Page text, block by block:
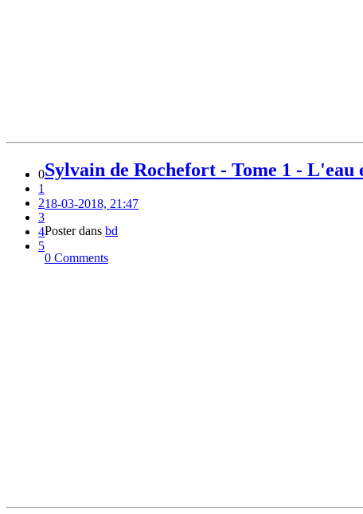
0
1
2
3
4
5
Sylvain de Rochefort - Tome 1 - L'eau
18-03-2018, 21:47
Poster dans bd
0 Comments